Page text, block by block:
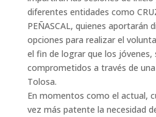
diferentes entidades como
PEÑASCAL, quienes aportarán
opciones para realizar el
el fin de lograr que los jóvenes,
comprometidos a través de
Tolosa.
En momentos como el actual,
vez más patente la necesidad